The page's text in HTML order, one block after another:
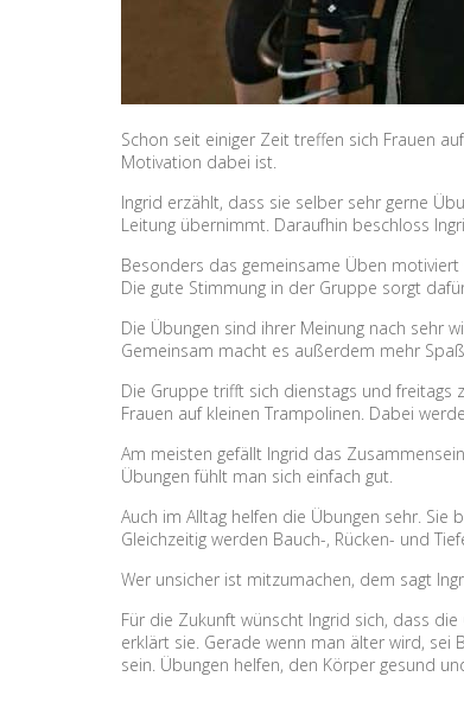
Schon seit einiger Zeit treffen sich Frauen
Motivation dabei ist.
Ingrid erzählt, dass sie selber sehr gerne
Leitung übernimmt. Daraufhin beschloss
Besonders das gemeinsame Üben
Die gute Stimmung in der Gruppe sorgt
Die Übungen sind ihrer Meinung nach sehr
Gemeinsam macht es außerdem mehr
Die Gruppe trifft sich dienstags und
Frauen auf kleinen Trampolinen. Dabei
Am meisten gefällt Ingrid das
Übungen fühlt man sich einfach gut.
Auch im Alltag helfen die Übungen sehr. Sie
Gleichzeitig werden Bauch-, Rücken- und
Wer unsicher ist mitzumachen, dem sagt
Für die Zukunft wünscht Ingrid sich, dass
erklärt sie. Gerade wenn man älter wird, sei
sein. Übungen helfen, den Körper gesund